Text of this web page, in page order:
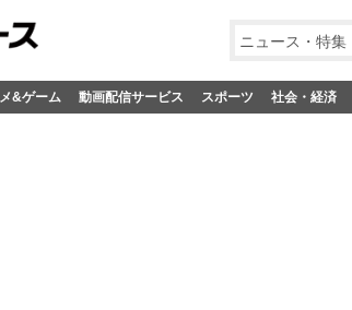
ニュース・特集
&ゲーム 動画配信サービス スポーツ 社会・経済